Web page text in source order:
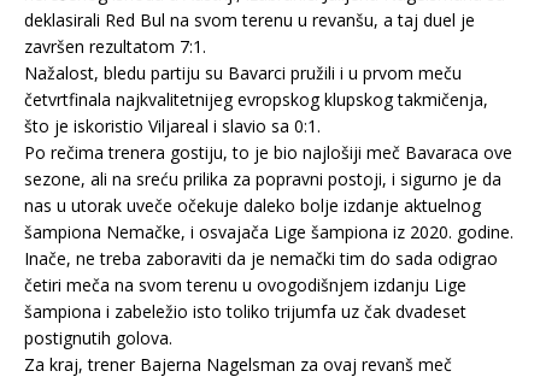
deklasirali Red Bul na svom terenu u revanšu, a taj duel je
završen rezultatom 7:1.
Nažalost, bledu partiju su Bavarci pružili i u prvom meču
četvrtfinala najkvalitetnijeg evropskog klupskog takmičenja,
što je iskoristio Viljareal i slavio sa 0:1.
Po rečima trenera gostiju, to je bio najlošiji meč Bavaraca ove
sezone, ali na sreću prilika za popravni postoji, i sigurno je da
nas u utorak uveče očekuje daleko bolje izdanje aktuelnog
šampiona Nemačke, i osvajača Lige šampiona iz 2020. godine.
Inače, ne treba zaboraviti da je nemački tim do sada odigrao
četiri meča na svom terenu u ovogodišnjem izdanju Lige
šampiona i zabeležio isto toliko trijumfa uz čak dvadeset
postignutih golova.
Za kraj, trener Bajerna Nagelsman za ovaj revanš meč